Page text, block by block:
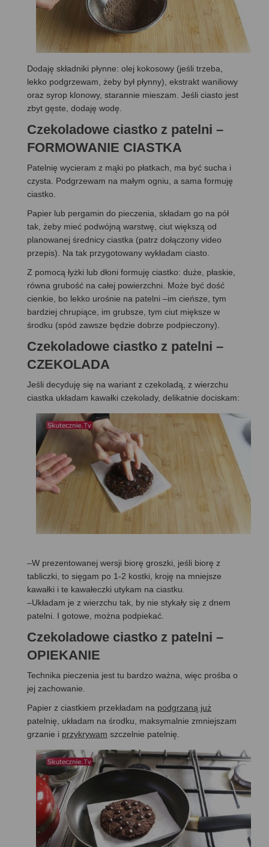
Dodaję składniki płynne: olej kokosowy (jeśli trzeba,
lekko podgrzewam, żeby był płynny), ekstrakt waniliowy
oraz syrop klonowy, starannie mieszam. Jeśli ciasto jest
zbyt gęste, dodaję wodę.
Czekoladowe ciastko z patelni –
FORMOWANIE CIASTKA
Patelnię wycieram z mąki po płatkach, ma być sucha i
czysta. Podgrzewam na małym ogniu, a sama formuję
ciastko.
Papier lub pergamin do pieczenia, składam go na pół
tak, żeby mieć podwójną warstwę, ciut większą od
planowanej średnicy ciastka (patrz dołączony video
przepis). Na tak przygotowany wykładam ciasto.
Z pomocą łyżki lub dłoni formuję ciastko: duże, płaskie,
równa grubość na całej powierzchni. Może być dość
cienkie, bo lekko urośnie na patelni –im cieńsze, tym
bardziej chrupiące, im grubsze, tym ciut miększe w
środku (spód zawsze będzie dobrze podpieczony).
Czekoladowe ciastko z patelni –
CZEKOLADA
Jeśli decyduję się na wariant z czekoladą, z wierzchu
ciastka układam kawałki czekolady, delikatnie dociskam:
–W prezentowanej wersji biorę groszki, jeśli biorę z
tabliczki, to sięgam po 1-2 kostki, kroję na mniejsze
kawałki i te kawałeczki utykam na ciastku.
–Układam je z wierzchu tak, by nie stykały się z dnem
patelni. I gotowe, można podpiekać.
Czekoladowe ciastko z patelni –
OPIEKANIE
Technika pieczenia jest tu bardzo ważna, więc prośba o
jej zachowanie.
Papier z ciastkiem przekładam na podgrzaną już
patelnię, układam na środku, maksymalnie zmniejszam
grzanie i przykrywam szczelnie patelnię.